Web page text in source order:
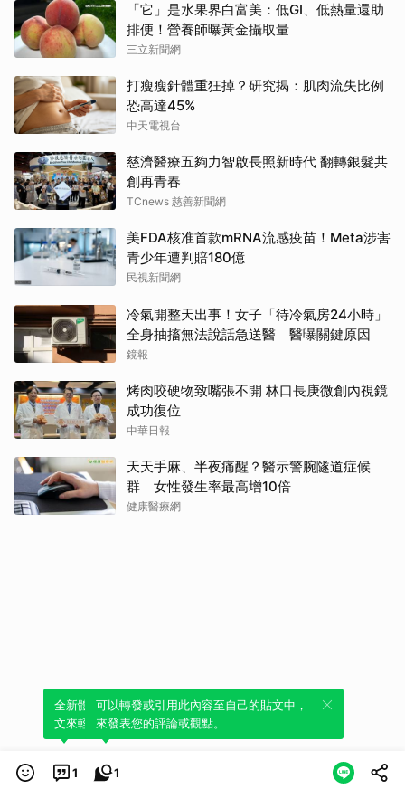
「它」是水果界白富美：低GI、低熱量還助
排便！營養師曝黃金攝取量
三立新聞網
打瘦瘦針體重狂掉？研究揭：肌肉流失比例
恐高達45%
中天電視台
慈濟醫療五夠力智啟長照新時代 翻轉銀髮共
創再青春
TCnews 慈善新聞網
美FDA核准首款mRNA流感疫苗！Meta涉害
青少年遭判賠180億
民視新聞網
冷氣開整天出事！女子「待冷氣房24小時」
全身抽搐無法說話急送醫 醫曝關鍵原因
鏡報
烤肉咬硬物致嘴張不開 林口長庚微創內視鏡
成功復位
中華日報
天天手麻、半夜痛醒？醫示警腕隧道症候
群 女性發生率最高增10倍
健康醫療網
1
全新體驗！一鍵引用此內容，透過發布貼
文來輕鬆表達個人立場。
1
可以轉發或引用此內容至自己的貼文中，
來發表您的評論或觀點。